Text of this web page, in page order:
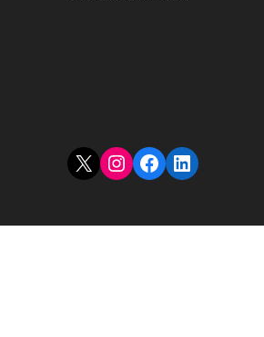
X Instagram
Facebook
LinkedIn